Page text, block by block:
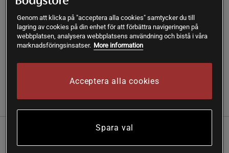
Fri frakt över 199 kr
SKU #A252024-22 | EAN 7350062781007
Njut av totalt lugn med Better You Eterisk Bergamottolja.
Genom att klicka på "acceptera alla cookies" samtycker du till
lagring av cookies på din enhet för att förbättra navigeringen på
webbplatsen, analysera webbplatsens användning och bistå i våra
marknadsföringsinsatser. More information
Acceptera alla cookies
Spara val